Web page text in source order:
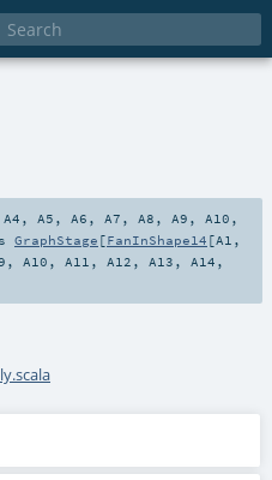
A4 , A5 , A6 , A7 , A8 , A9 , A10 ,
GraphStage [FanInShape14 [A1 ,
, A10 , A11 , A12 , A13 , A14 ,